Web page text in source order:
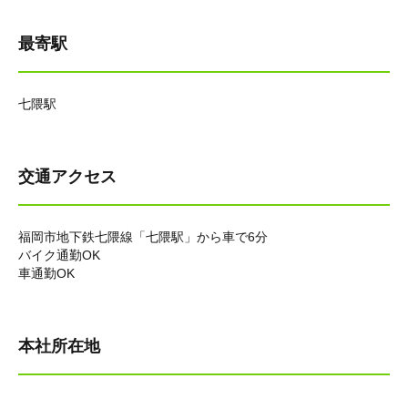
最寄駅
七隈駅
交通アクセス
福岡市地下鉄七隈線「七隈駅」から車で6分
バイク通勤OK
車通勤OK
本社所在地